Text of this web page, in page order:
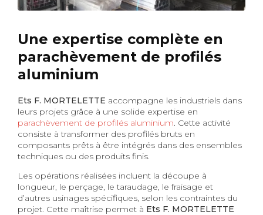
Une expertise complète en
parachèvement de profilés
aluminium
Ets F. MORTELETTE accompagne les industriels dans
leurs projets grâce à une solide expertise en
parachèvement de profilés aluminium. Cette activité
consiste à transformer des profilés bruts en
composants prêts à être intégrés dans des ensembles
techniques ou des produits finis.
Les opérations réalisées incluent la découpe à
longueur, le perçage, le taraudage, le fraisage et
d’autres usinages spécifiques, selon les contraintes du
projet. Cette maîtrise permet à Ets F. MORTELETTE